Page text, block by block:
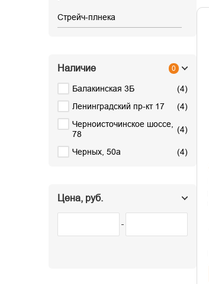
Стрейч-плнека
Наличие 0
Балакинская 3Б (4)
Ленинградский пр-кт 17
(4)
Черноисточинское шоссе,
78
(4)
Черных, 50а (4)
Цена, руб.